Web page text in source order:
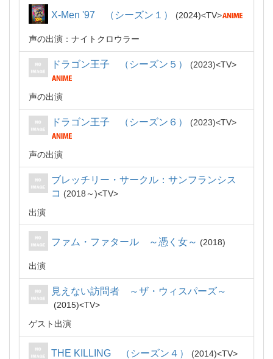
X-Men '97 （シーズン１） 2024 TV
声の出演：ナイトクロウラー
ドラゴン王子 （シーズン５） 2023 TV
声の出演
ドラゴン王子 （シーズン６） 2023 TV
声の出演
ブレッチリー・サークル：サンフランシス
コ
2018～
TV
出演
ファム・ファタール ～憑く女～ 2018
出演
見えない訪問者 ～ザ・ウィスパーズ～
2015
TV
ゲスト出演
THE KILLING （シーズン４） 2014 TV